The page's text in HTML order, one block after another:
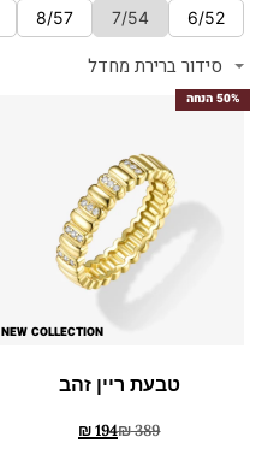
6/52
7/54
8/57
50% הנחה
NEW COLLECTION
טבעת ריין זהב
₪389
₪194